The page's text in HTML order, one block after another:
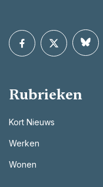
Rubrieken
Kort Nieuws
Werken
Wonen